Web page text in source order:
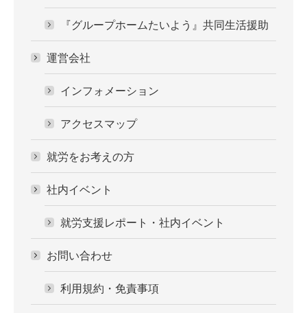
『グループホームたいよう』共同生活援助
運営会社
インフォメーション
アクセスマップ
就労をお考えの方
社内イベント
就労支援レポート・社内イベント
お問い合わせ
利用規約・免責事項